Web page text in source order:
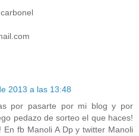
2013 a las 13:48
por pasarte por mi blog y por
pedazo de sorteo el que haces!
En fb Manoli A Dp y twitter Manoli